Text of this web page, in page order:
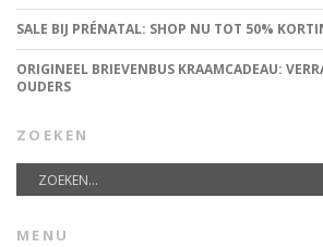
SALE BIJ PRÉNATAL: SHOP NU TOT 50%
ORIGINEEL BRIEVENBUS KRAAMCADEAU:
OUDERS
ZOEKEN
MENU